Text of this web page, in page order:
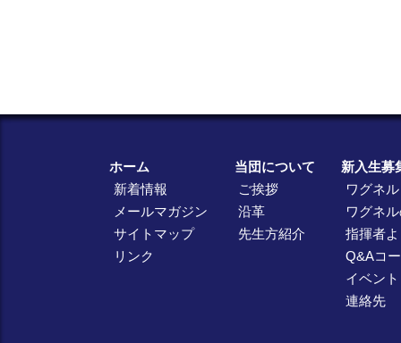
ホーム
新着情報
メールマガジン
サイトマップ
リンク
当団について
ご挨拶
沿革
先生方紹介
新入生募
ワグネ
ワグネ
指揮者
Q&Aコ
イベン
連絡先